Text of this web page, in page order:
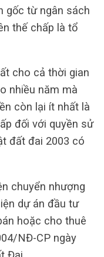
gốc từ ngân sách
thế chấp là tổ
cho cả thời gian
nhiều năm mà
còn lại ít nhất là
đối với quyền sử
đất đai 2003 có
chuyển nhượng
dự án đầu tư
hoặc cho thuê
NĐ-CP ngày